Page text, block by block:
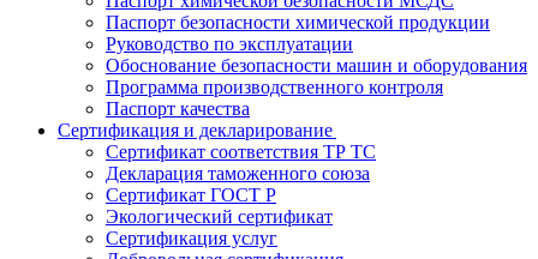
Паспорт безопасности химической продукции
Руководство по эксплуатации
Обоснование безопасности машин и оборудования
Программа производственного контроля
Паспорт качества
Сертификация и декларирование
Сертификат соответствия ТР ТС
Декларация таможенного союза
Сертификат ГОСТ Р
Экологический сертификат
Сертификация услуг